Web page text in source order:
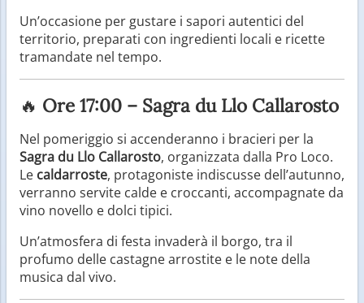
Un’occasione per gustare i sapori autentici del
territorio, preparati con ingredienti locali e ricette
tramandate nel tempo.
🔥 Ore 17:00 – Sagra du Llo Callarosto
Nel pomeriggio si accenderanno i bracieri per la
Sagra du Llo Callarosto, organizzata dalla Pro Loco.
Le caldarroste, protagoniste indiscusse dell’autunno,
verranno servite calde e croccanti, accompagnate da
vino novello e dolci tipici.
Un’atmosfera di festa invaderà il borgo, tra il
profumo delle castagne arrostite e le note della
musica dal vivo.